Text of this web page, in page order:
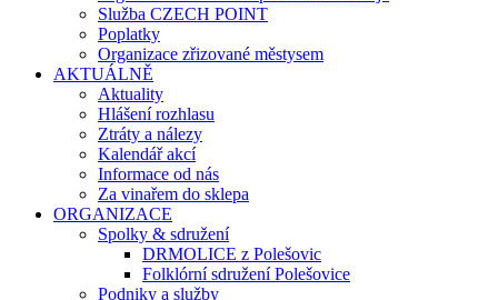
Služba CZECH POINT
Poplatky
Organizace zřizované městysem
AKTUÁLNĚ
Aktuality
Hlášení rozhlasu
Ztráty a nálezy
Kalendář akcí
Informace od nás
Za vinařem do sklepa
ORGANIZACE
Spolky & sdružení
DRMOLICE z Polešovic
Folklórní sdružení Polešovice
Podniky a služby